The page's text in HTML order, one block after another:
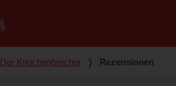
Der Knochenbrecher ❭ Rezensionen